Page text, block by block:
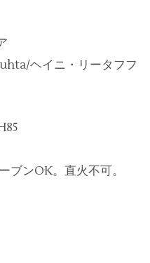
ヘイニ・リータフフ
ブンOK。直火不可。